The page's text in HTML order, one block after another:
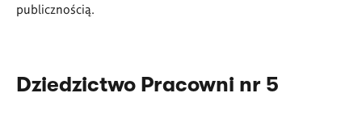
publicznością.
Dziedzictwo Pracowni nr 5